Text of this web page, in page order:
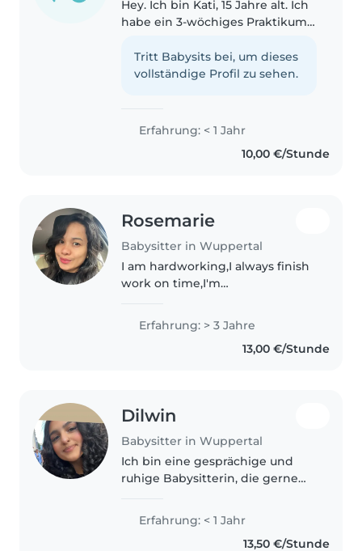
Hey. Ich bin Kati, 15 Jahre alt. Ich
habe ein 3-wöchiges Praktikum
wo Kinder in der Altersgruppe
von 2-6 waren. Dort habe ich
Tritt Babysits bei, um dieses
vollständige Profil zu sehen.
Erfahrung: < 1 Jahr
10,00 €/Stunde
Rosemarie
Babysitter in Wuppertal
I am hardworking,I always finish
work on time,I'm
,Understanding,honest
,Caring,loving ,friendly.
Erfahrung: > 3 Jahre
13,00 €/Stunde
Dilwin
Babysitter in Wuppertal
Ich bin eine gesprächige und
ruhige Babysitterin, die gerne
und bastelt. Ich habe Erfahrung
mit Babys, Kleinkindern,
Erfahrung: < 1 Jahr
13,50 €/Stunde